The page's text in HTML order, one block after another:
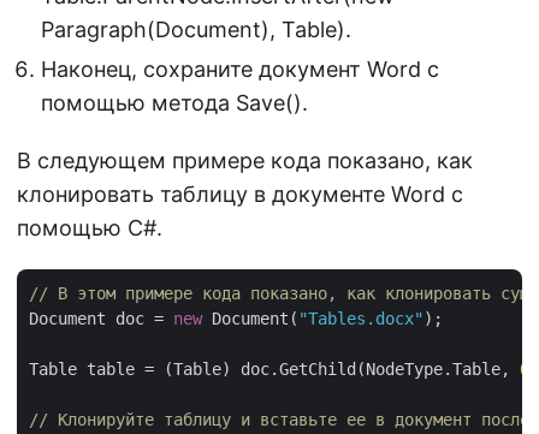
Paragraph(Document), Table).
Наконец, сохраните документ Word с
помощью метода Save().
В следующем примере кода показано, как
клонировать таблицу в документе Word с
помощью C#.
// В этом примере кода показано, как клонировать
Document doc = new Document( "Tables.docx" );
Table table = (Table) doc.GetChild(NodeType.Table, 0
// Клонируйте таблицу и вставьте ее в документ после